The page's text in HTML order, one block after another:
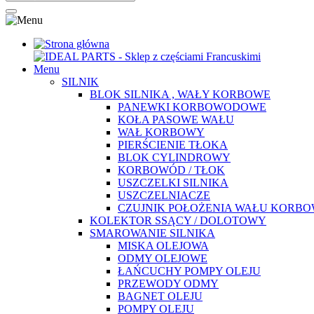
Menu
SILNIK
BLOK SILNIKA , WAŁY KORBOWE
PANEWKI KORBOWODOWE
KOŁA PASOWE WAŁU
WAŁ KORBOWY
PIERŚCIENIE TŁOKA
BLOK CYLINDROWY
KORBOWÓD / TŁOK
USZCZELKI SILNIKA
USZCZELNIACZE
CZUJNIK POŁOŻENIA WAŁU
KOLEKTOR SSĄCY / DOLOTOWY
SMAROWANIE SILNIKA
MISKA OLEJOWA
ODMY OLEJOWE
ŁAŃCUCHY POMPY OLEJU
PRZEWODY ODMY
BAGNET OLEJU
POMPY OLEJU